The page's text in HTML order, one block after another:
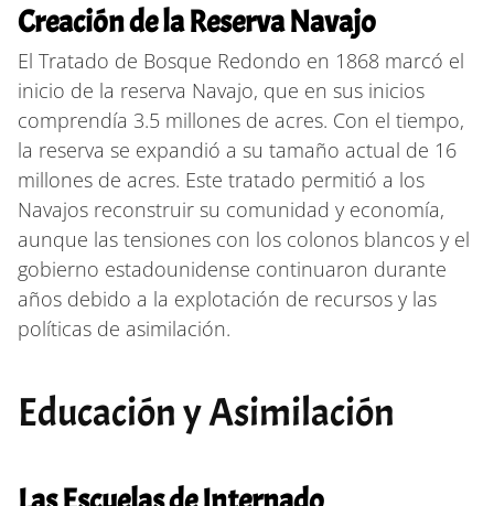
Creación de la Reserva Navajo
El Tratado de Bosque Redondo en 1868 marcó el
inicio de la reserva Navajo, que en sus inicios
comprendía 3.5 millones de acres. Con el tiempo,
la reserva se expandió a su tamaño actual de 16
millones de acres. Este tratado permitió a los
Navajos reconstruir su comunidad y economía,
aunque las tensiones con los colonos blancos y el
gobierno estadounidense continuaron durante
años debido a la explotación de recursos y las
políticas de asimilación.
Educación y Asimilación